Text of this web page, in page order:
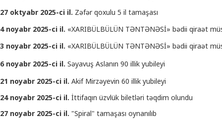
27 oktyabr 2025-ci il. Zəfər qoxulu 5 il tamaşası
4 noyabr 2025-ci il. «XARIBÜLBÜLÜN TƏNTƏNƏSİ» bədii qiraət
3 noyabr 2025-ci il. «XARIBÜLBÜLÜN TƏNTƏNƏSİ» bədii qiraət
6 noyabr 2025-ci il. Səyavuş Aslanın 90 illik yubileyi
21 noyabr 2025-ci il. Akif Mirzəyevin 60 illik yubileyi
24 noyabr 2025-ci il. İttifaqın üzvlük biletləri təqdim olundu
27 noyabr 2025-ci il. "Spiral" tamaşası oynanılıb